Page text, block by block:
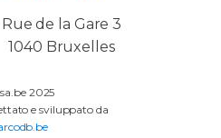
Rue de la Gare 3
1040 Bruxelles
2025
e sviluppato da